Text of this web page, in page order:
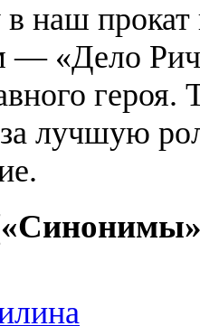
в наш
— «Дело
героя.
лучшую